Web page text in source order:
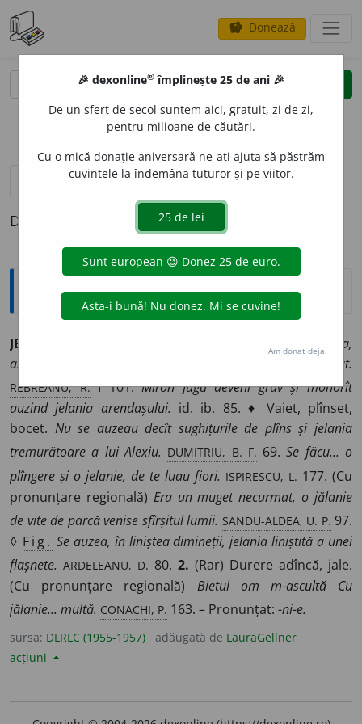
savings Donează
clear
opțiuni
definiții (1) pronunțievolume_up (1)
Definiția cu ID-ul 915530:
Explicative DEX
JEL
Titu Herdelea,
ascultînd jelaniile învățătorului, se simțea aproape rușinat.
REBREANU, R.I 101.Miron Juga deveni grav și mohorît
auzind jelania arendașului. id. ib. 85. ♦ Vaiet, plînset,
bocet. Nu se auzeau decît sughițurile de plîns și jelania
tremurătoare a lui Alexiu. DUMITRIU, B. F. 69.Se făcu... o
plîngere și o jelanie, de te luau fiori. ISPIRESCU, L. 177. (Cu
pronunțare regională) Era un muget necurmat, o jălanie
de vite de parcă venise sfîrșitul lumii. SANDU-ALDEA, U. P. 97.
◊ Fig. Se auzea, în liniștea dimineții, jelania liniștită a unei
flașnete. ARDELEANU, D. 80. 2. (Rar) Durere adîncă, jale.
(Cu pronunțare regională) Bietul om m-ascultă Cu
jălanie... multă. CONACHI, P. 163. – Pronunțat: -ni-e.
sursa: DLRLC (1955-1957) adăugată de LauraGellner
acțiuni
🎉 dexonline® împlinește 25 de ani 🎉
De un sfert de secol suntem aici, gratuit, zi de zi,
pentru milioane de căutări.
Cu o mică donație aniversară ne-ați ajuta să păstrăm
cuvintele la îndemâna tuturor și pe viitor.
Am donat deja.